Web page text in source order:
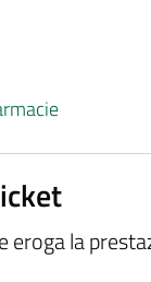
eroga la